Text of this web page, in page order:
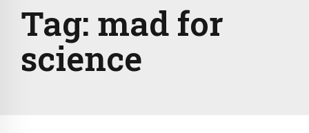
Tag: mad for
science